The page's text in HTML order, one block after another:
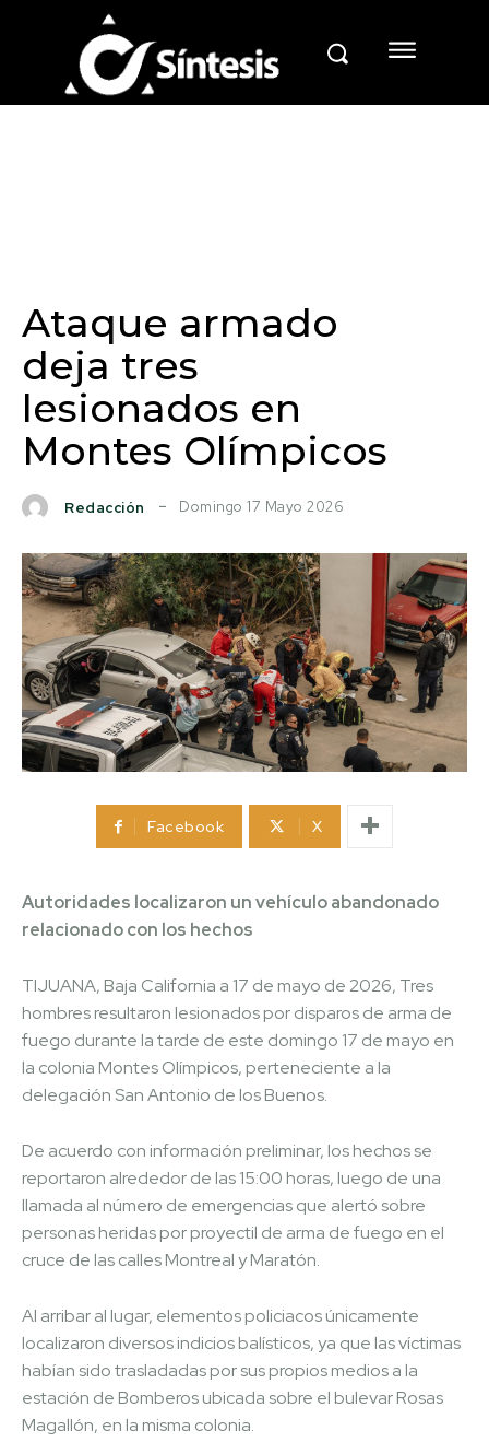
Ataque armado
deja tres
lesionados en
Montes Olímpicos
Redacción Domingo 17 Mayo 2026
Facebook X
Autoridades localizaron un vehículo abandonado
relacionado con los hechos
TIJUANA, Baja California a 17 de mayo de 2026, Tres
hombres resultaron lesionados por disparos de arma de
fuego durante la tarde de este domingo 17 de mayo en
la colonia Montes Olímpicos, perteneciente a la
delegación San Antonio de los Buenos.
De acuerdo con información preliminar, los hechos se
reportaron alrededor de las 15:00 horas, luego de una
llamada al número de emergencias que alertó sobre
personas heridas por proyectil de arma de fuego en el
cruce de las calles Montreal y Maratón.
Al arribar al lugar, elementos policiacos únicamente
localizaron diversos indicios balísticos, ya que las víctimas
habían sido trasladadas por sus propios medios a la
estación de Bomberos ubicada sobre el bulevar Rosas
Magallón, en la misma colonia.